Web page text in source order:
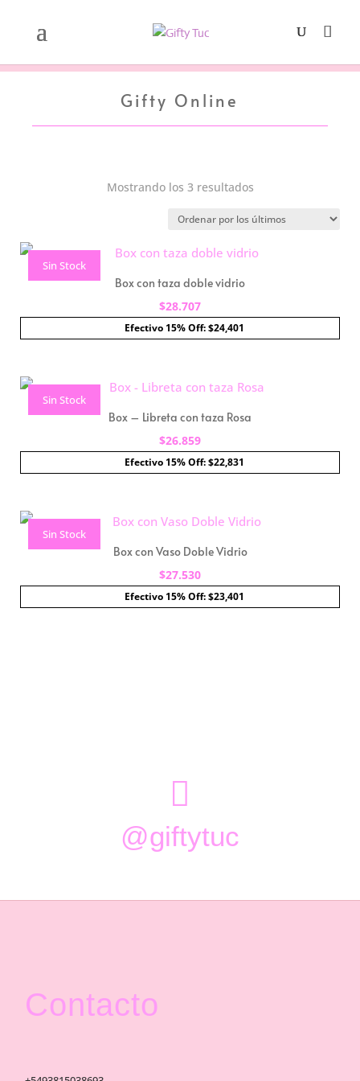
Gifty Online
Mostrando los 3 resultadosOrdenado
los
Sin Stock
Box con taza doble vidrio
$28.707
Efectivo 15% Off: $24,401
Sin Stock
Box – Libreta con taza Rosa
$26.859
Efectivo 15% Off: $22,831
Sin Stock
Box con Vaso Doble Vidrio
$27.530
Efectivo 15% Off: $23,401

@giftytuc
Contacto